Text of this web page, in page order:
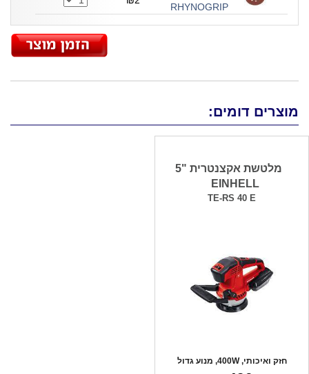
RHYNOGRIP
מוצרים דומים:
מלטשת אקצנטרית "5
EINHELL
TE-RS 40 E
חזק ואיכותי, 400W, מנוע גדול